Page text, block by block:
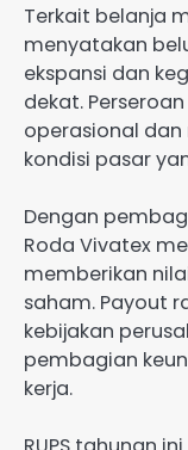
Terkait belanja
menyatakan
ekspansi dan
dekat.
operasional
kondisi pasar
Dengan
Roda Vivatex
memberikan
saham. Payout
kebijakan
pembagian
kerja.